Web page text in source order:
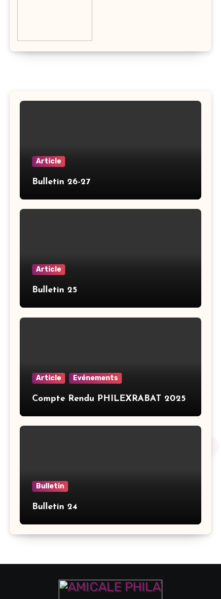
Article
Bulletin 26-27
Article
Bulletin 25
Article Evénements
Compte Rendu PHILEXRABAT 2025
Bulletin
Bulletin 24